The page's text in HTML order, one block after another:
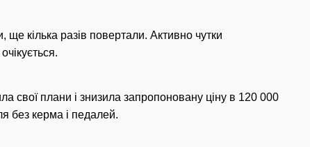
кілька разів повертали. Активно чутки
свої плани і знизила запропоновану ціну в 120 000
без керма і педалей.